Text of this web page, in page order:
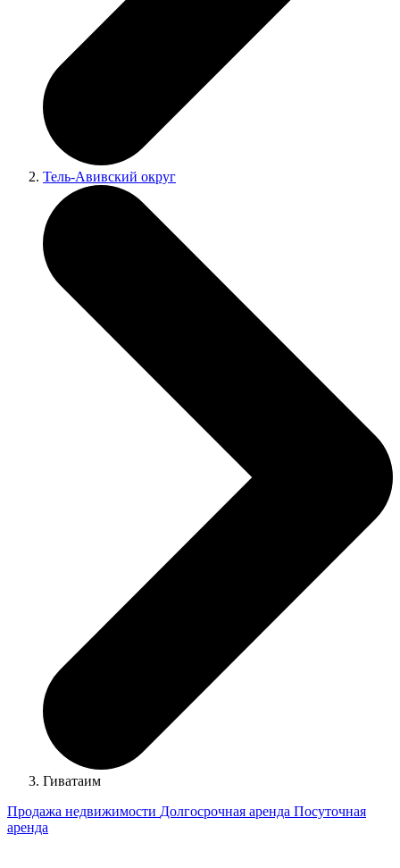
Тель-Авивский округ
Гиватаим
Продажа недвижимости Долгосрочная аренда Посуточная
аренда